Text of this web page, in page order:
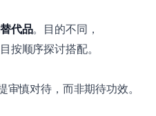
代品。目的不同，
按顺序探讨搭配。
审慎对待，而非期待功效。